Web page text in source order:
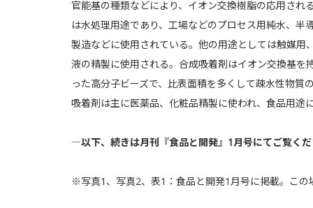
官能基の種類などにより、イオン交換樹脂の応用さ
は水処理用途であり、工場などのプロセス用純水、
製造などに使用されている。他の用途としては触媒
液の精製に使用される。合成吸着剤はイオン交換基
った高分子ビーズで、比表面積を多くして疎水性物質
吸着剤は主に医薬品、化粧品精製に使われ、食品用途
―以下、続きは月刊『食品と開発』1月号にてご覧く
※写真1、写真2、表1：食品と開発1月号に掲載。この